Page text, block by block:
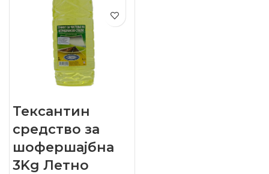
Тексантин
средство за
шофершајбна
3Kg Летно